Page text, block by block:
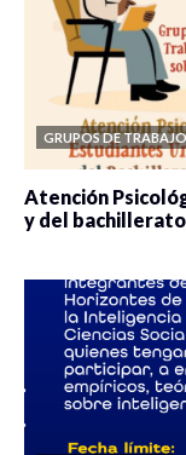
GRUPOS DE TRABAJO
Atención
y del bachillerato